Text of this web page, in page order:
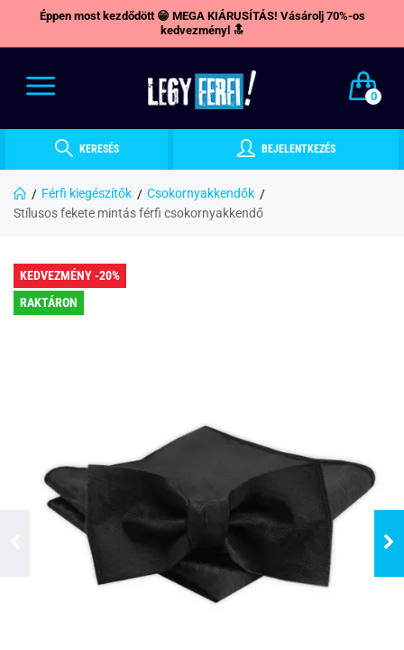
Éppen most kezdődött 😁 MEGA KIÁRUSÍTÁS! Vásárolj 70%-os
kedvezményl 🔝
0
KERESÉS BEJELENTKEZÉS
Férfi kiegészítők
Csokornyakkendők
Stílusos fekete mintás férfi csokornyakkendő
KEDVEZMÉNY -20%
RAKTÁRON